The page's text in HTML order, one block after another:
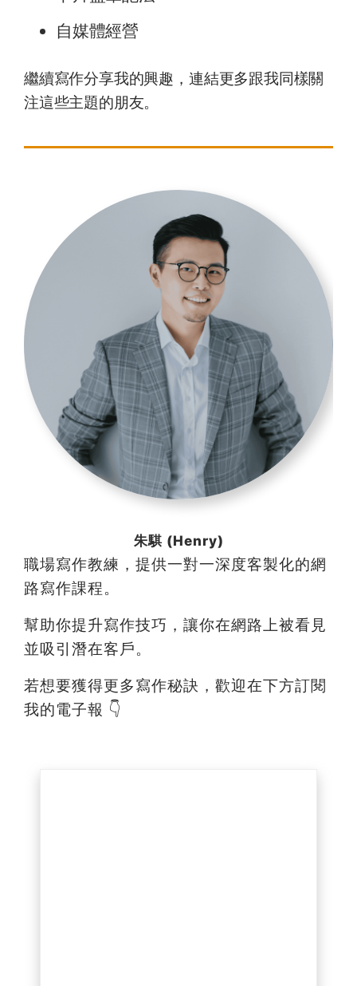
自媒體經營
繼續寫作分享我的興趣，連結更多跟我同樣關
注這些主題的朋友。
朱騏 (Henry)
職場寫作教練，提供一對一深度客製化的網
路寫作課程。
幫助你提升寫作技巧，讓你在網路上被看見
並吸引潛在客戶。
若想要獲得更多寫作秘訣，歡迎在下方訂閱
我的電子報 👇